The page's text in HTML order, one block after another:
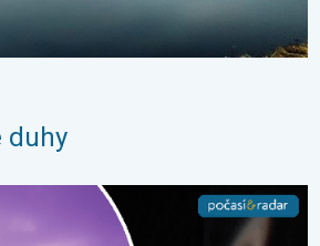
duhy
. . neděle 5. července 2026